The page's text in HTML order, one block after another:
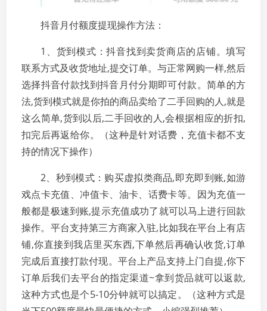
抖音月付额度提现操作方法：
1、货到模式：抖音找到卖货商店的店铺。填写
联系方式及收货地址,提交订单。与正常网购一样,然后
选择抖音付款找到抖音月付分期即可付款。简单的方
法,货到模式就是你拍的商品卖给了二手回购的人,就是
这么简单,货到以后,二手回收的人,会根据相应的折扣,
扣完后再返给你。（这种是针对话费，充值卡都不支
持的情况下操作）
2、秒到模式：购买虚拟类商品,即充即到账,如游
戏点卡充值、冲值卡、油卡、话费卡等。因为充值一
般都是极速到账,提示充值成功了就可以马上进行回款
操作。平台支持第三方商家入驻,比如我在平台上有店
铺,你直接到我店里买东西,下单然后再确认收货,订单
完成后直接打款付现。平台上产品支持上门自提,你下
订单后我们去平台的指定渠道~拿到货品就可以返款,
这种方式也是个5-10分钟就可以搞定。（这种方式是